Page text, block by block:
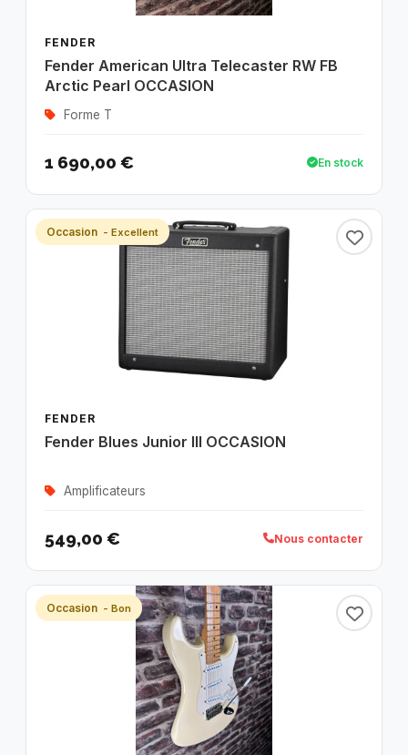
FENDER
Fender American Ultra Telecaster RW FB
Arctic Pearl OCCASION
Forme T
1 690,00 € En stock
Occasion - Excellent
FENDER
Fender Blues Junior III OCCASION
Amplificateurs
549,00 € Nous contacter
Occasion - Bon